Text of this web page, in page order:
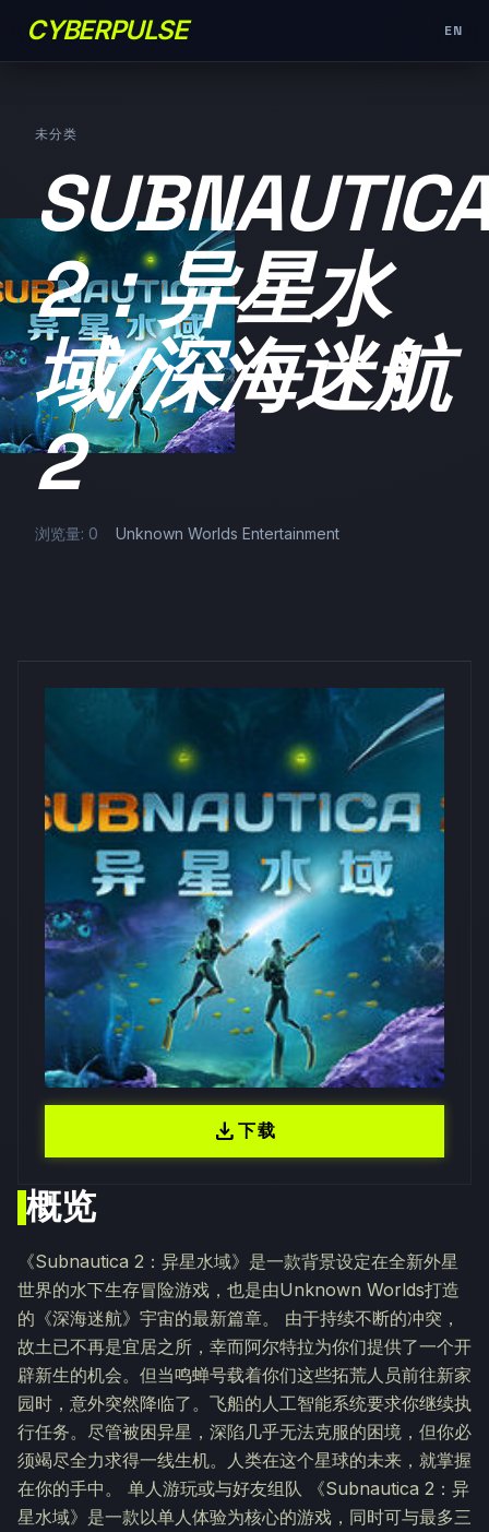
CYBERPULSE EN
未分类
2：异星水
域/深海迷航
2
浏览量: 0 Unknown Worlds Entertainment
概览
《Subnautica 2：异星水域》是一款背景设定在全新外星
世界的水下生存冒险游戏，也是由Unknown Worlds打造
的《深海迷航》宇宙的最新篇章。 由于持续不断的冲突，
故土已不再是宜居之所，幸而阿尔特拉为你们提供了一个开
辟新生的机会。但当鸣蝉号载着你们这些拓荒人员前往新家
园时，意外突然降临了。飞船的人工智能系统要求你继续执
行任务。尽管被困异星，深陷几乎无法克服的困境，但你必
须竭尽全力求得一线生机。人类在这个星球的未来，就掌握
在你的手中。 单人游玩或与好友组队 《Subnautica 2：异
星水域》是一款以单人体验为核心的游戏，同时可与最多三
download下载